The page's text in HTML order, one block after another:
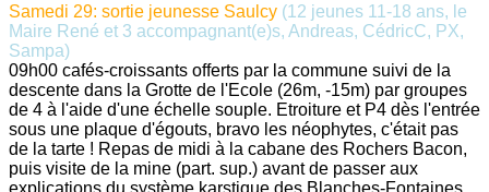
Samedi 29: sortie jeunesse Saulcy (12 jeunes 11-18 ans, le
Maire René et 3 accompagnant(e)s, Andreas, CédricC, PX,
Sampa)
09h00 cafés-croissants offerts par la commune suivi de la
descente dans la Grotte de l'Ecole (26m, -15m) par groupes
de 4 à l'aide d'une échelle souple. Etroiture et P4 dès l'entrée
sous une plaque d'égouts, bravo les néophytes, c'était pas
de la tarte ! Repas de midi à la cabane des Rochers Bacon,
puis visite de la mine (part. sup.) avant de passer aux
explications du système karstique des Blanches-Fontaines